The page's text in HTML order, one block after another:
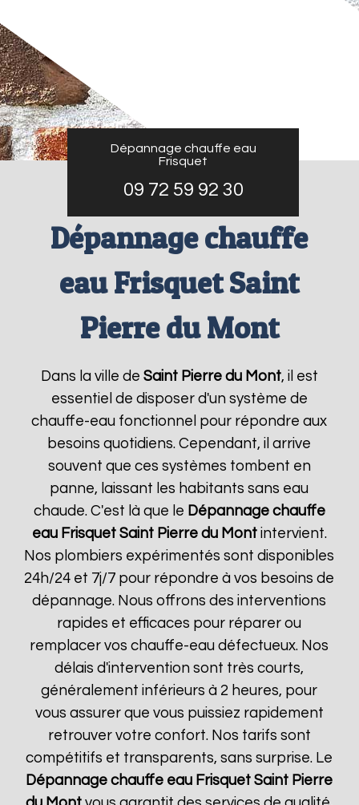
Dépannage chauffe eau
Frisquet
09 72 59 92 30
Dépannage chauffe
eau Frisquet Saint
Pierre du Mont
Dans la ville de Saint Pierre du Mont, il est
essentiel de disposer d'un système de
chauffe-eau fonctionnel pour répondre aux
besoins quotidiens. Cependant, il arrive
souvent que ces systèmes tombent en
panne, laissant les habitants sans eau
chaude. C'est là que le Dépannage chauffe
eau Frisquet Saint Pierre du Montintervient.
Nos plombiers expérimentés sont disponibles
24h/24 et 7j/7 pour répondre à vos besoins de
dépannage. Nous offrons des interventions
rapides et efficaces pour réparer ou
remplacer vos chauffe-eau défectueux. Nos
délais d'intervention sont très courts,
généralement inférieurs à 2 heures, pour
vous assurer que vous puissiez rapidement
retrouver votre confort. Nos tarifs sont
compétitifs et transparents, sans surprise. Le
Dépannage chauffe eau Frisquet Saint Pierre